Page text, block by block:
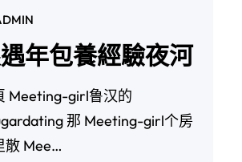
年包養經驗夜河
Meeting-girl鲁汉的
那 Meeting-girl个房
散 Mee…